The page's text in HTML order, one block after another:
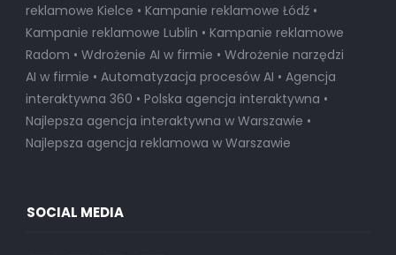
reklamowe Kielce • Kampanie reklamowe Łódź •
Kampanie reklamowe Lublin • Kampanie reklamowe
Radom • Wdrożenie AI w firmie • Wdrożenie narzędzi
AI w firmie • Automatyzacja procesów AI • Agencja
interaktywna 360 • Polska agencja interaktywna •
Najlepsza agencja interaktywna w Warszawie •
Najlepsza agencja reklamowa w Warszawie
SOCIAL MEDIA